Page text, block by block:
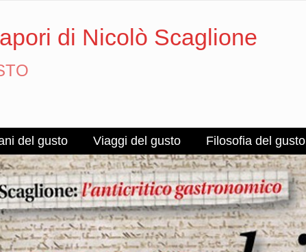
di Nicolò Scaglione
del gusto Viaggi del gusto Filosofia del gusto